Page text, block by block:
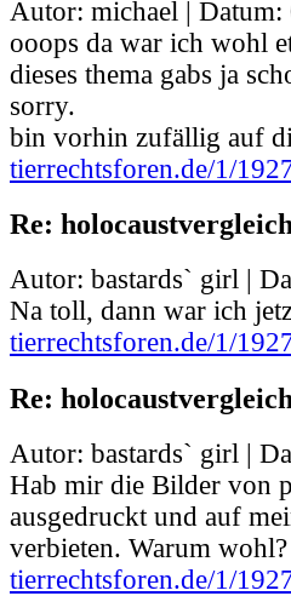
Autor: michael | Datum:
ooops da war ich wohl
dieses thema gabs ja
sorry.
bin vorhin zufällig auf
tierrechtsforen.de/1/
Re: holocaustvergleich
Autor: bastards` girl |
Na toll, dann war ich
tierrechtsforen.de/1/
Re: holocaustvergleich
Autor: bastards` girl |
Hab mir die Bilder von
ausgedruckt und auf
verbieten. Warum
tierrechtsforen.de/1/